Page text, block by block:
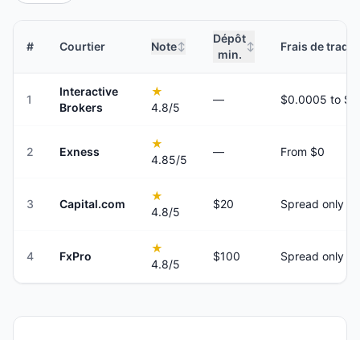
# Courtier Note↕
Dépôt
min.
↕ Frais de
1
Interactive
Brokers
★
4.8/5
—
2 Exness
★
4.85/5
— From $0
3 Capital.com
★
4.8/5
$20 Spread only
4 FxPro
★
4.8/5
$100 Spread only